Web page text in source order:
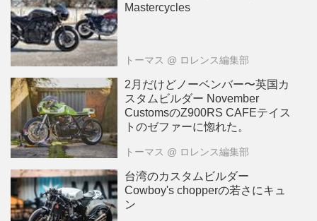
Mastercycles
トーマス @ ロレンス編集部
2月だけどノーベンバー〜英国カ
スタムビルダー November
CustomsのZ900RS CAFEテイス
トのゼファーに惚れた。
トーマス @ ロレンス編集部
台湾のカスタムビルダー
Cowboy's chopperの若さにキュ
ン